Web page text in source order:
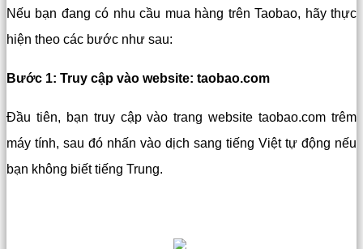
Nếu bạn đang có nhu cầu mua hàng trên Taobao, hãy thực
hiện theo các bước như sau:
Bước 1: Truy cập vào website: taobao.com
Đầu tiên, bạn truy cập vào trang website taobao.com trêm
máy tính, sau đó nhấn vào dịch sang tiếng Việt tự động nếu
bạn không biết tiếng Trung.